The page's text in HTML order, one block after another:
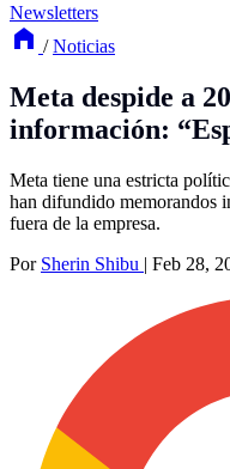
Newsletters
/ Noticias
Meta despide a
información:
Meta tiene una estricta
han difundido memorandos
fuera de la empresa.
Por Sherin Shibu | Feb 28,